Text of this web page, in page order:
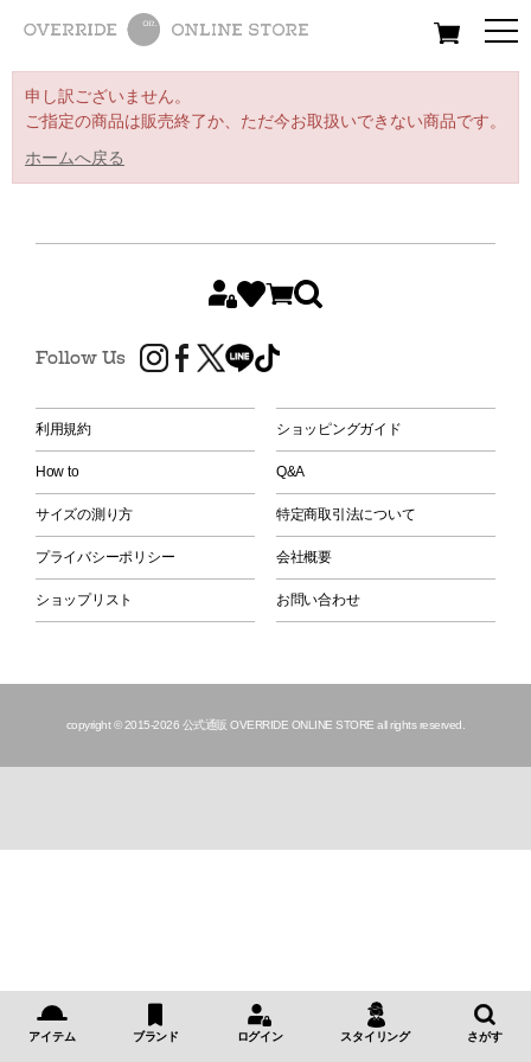
All Women Men
申し訳ございません。
ご指定の商品は販売終了か、ただ今お取扱いできない商品です。
ホームへ戻る
Follow Us
利用規約 ショッピングガイド
How to Q&A
サイズの測り方 特定商取引法について
プライバシーポリシー 会社概要
ショップリスト お問い合わせ
copyright © 2015-2026 公式通販 OVERRIDE ONLINE STORE all rights reserved.
アイテム ブランド ログイン スタイリング さがす